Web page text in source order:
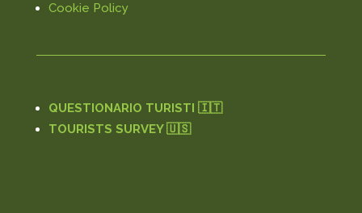
Cookie Policy
QUESTIONARIO TURISTI 🇮🇹
TOURISTS SURVEY 🇺🇸